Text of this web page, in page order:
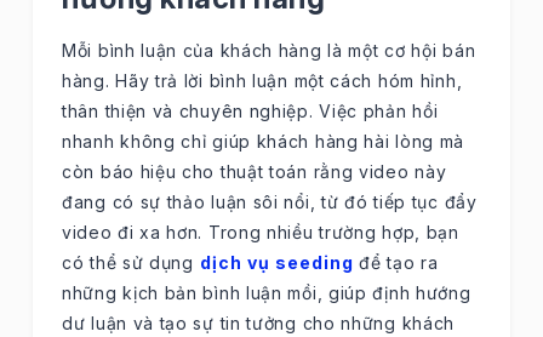
Mỗi bình luận của khách hàng là một cơ hội bán
hàng. Hãy trả lời bình luận một cách hóm hỉnh,
thân thiện và chuyên nghiệp. Việc phản hồi
nhanh không chỉ giúp khách hàng hài lòng mà
còn báo hiệu cho thuật toán rằng video này
đang có sự thảo luận sôi nổi, từ đó tiếp tục đẩy
video đi xa hơn. Trong nhiều trường hợp, bạn
có thể sử dụng dịch vụ seeding để tạo ra
những kịch bản bình luận mồi, giúp định hướng
dư luận và tạo sự tin tưởng cho những khách